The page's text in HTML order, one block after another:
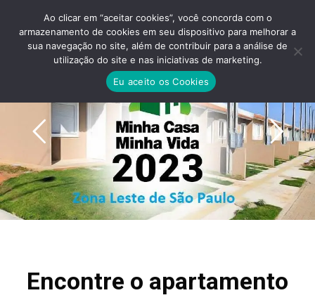
Encontre o apartamento
Ao clicar em “aceitar cookies”, você concorda com o
armazenamento de cookies em seu dispositivo para melhorar a
sua navegação no site, além de contribuir para a análise de
utilização do site e nas iniciativas de marketing.
Eu aceito os Cookies